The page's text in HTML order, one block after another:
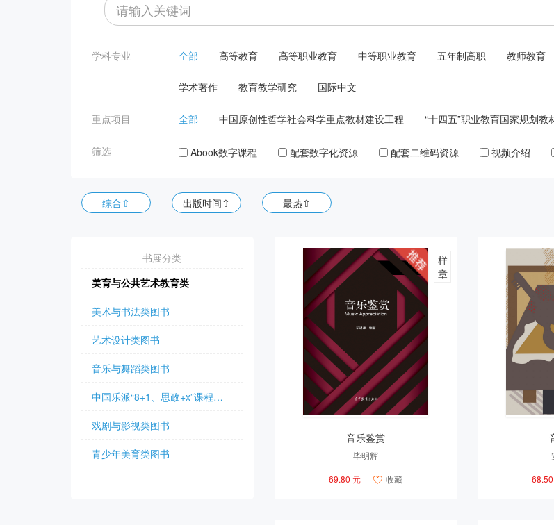
学科专业 全部 高等教育 高等职业教育 中等职业教育 五年制高职 教师教育
学术著作 教育教学研究 国际中文
重点项目 全部 中国原创性哲学社会科学重点教材建设工程 “十四五”职业教育国家规划教
筛选 Abook数字课程 配套数字化资源 配套二维码资源 视频介绍
综合⇧ 出版时间⇧ 最热⇧
书展分类
美育与公共艺术教育类
美术与书法类图书
艺术设计类图书
音乐与舞蹈类图书
中国乐派“8+1、思政+x”课程体系系列教材
戏剧与影视类图书
青少年美育类图书
音乐鉴赏
毕明辉
69.80 元
 收藏
样
章